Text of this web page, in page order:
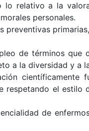
relativo a la
personales.
preventivas
de términos que
a la diversidad y a
científicamente
respetando el estilo
de